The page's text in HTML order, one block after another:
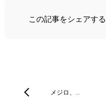
この記事をシェアする
メジロ、…